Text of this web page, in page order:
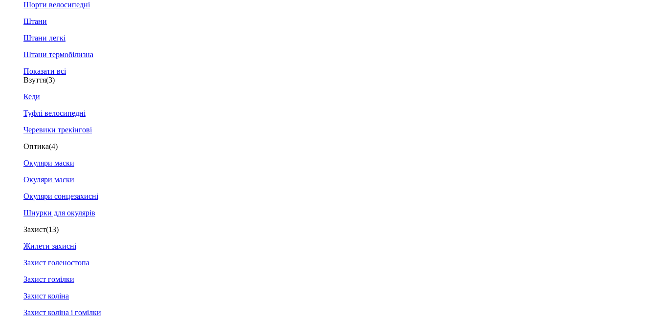
Шорти велосипедні
Штани
Штани легкі
Штани термобілизна
Показати всі
Взуття(3)
Кеди
Туфлі велосипедні
Черевики трекінгові
Оптика(4)
Окуляри маски
Окуляри маски
Окуляри сонцезахисні
Шнурки для окулярів
Захист(13)
Жилети захисні
Захист голеностопа
Захист гомілки
Захист коліна
Захист коліна і гомілки